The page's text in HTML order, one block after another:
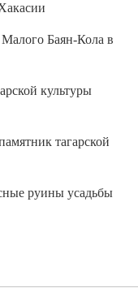
Баян-Кола в
культуры
тагарской
руины усадьбы